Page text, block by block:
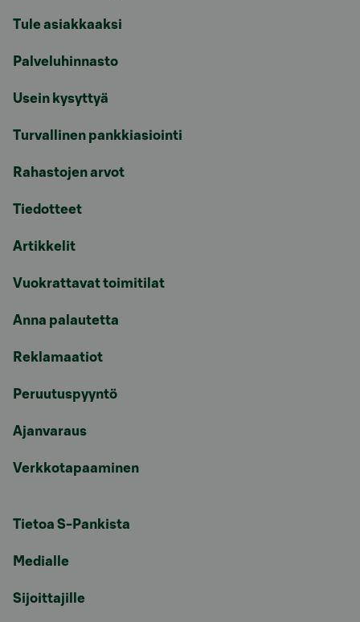
Tule asiakkaaksi
Palveluhinnasto
Usein kysyttyä
Turvallinen pankkiasiointi
Rahastojen arvot
Tiedotteet
Artikkelit
Vuokrattavat toimitilat
Anna palautetta
Reklamaatiot
Peruutuspyyntö
Ajanvaraus
Verkkotapaaminen
Tietoa S-Pankista
Medialle
Sijoittajille